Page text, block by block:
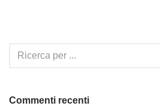
Commenti recenti